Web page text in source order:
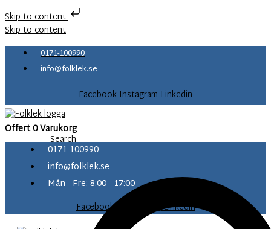
Skip to content
Skip to content
0171-100990
info@folklek.se
FacebookInstagramLinkedin
Offert0Varukorg
Search
0171-100990
info@folklek.se
Mån - Fre: 8:00 - 17:00
Facebook-f
InstagramLinkedin